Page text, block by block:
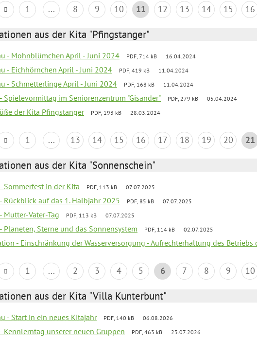
1 ... 8 9 10 11 12 13 14 15 16
aus der Kita "Pfingstanger"
- Mohnblümchen April - Juni 2024 PDF, 714 kB 16.04.2024
- Eichhörnchen April - Juni 2024 PDF, 419 kB 11.04.2024
- Schmetterlinge April - Juni 2024 PDF, 168 kB 11.04.2024
Spielevormittag im Seniorenzentrum "Gisander" PDF, 279 kB 05.04.2024
der Kita Pfingstanger PDF, 193 kB 28.03.2024
1 ... 13 14 15 16 17 18 19 20 21
aus der Kita "Sonnenschein"
Sommerfest in der Kita PDF, 113 kB 07.07.2025
Rückblick auf das 1. Halbjahr 2025 PDF, 85 kB 07.07.2025
Mutter-Vater-Tag PDF, 113 kB 07.07.2025
Planeten, Sterne und das Sonnensystem PDF, 114 kB 02.07.2025
- Einschränkung der Wasserversorgung - Aufrechterhaltung des Betriebs
1 ... 2 3 4 5 6 7 8 9 10
aus der Kita "Villa Kunterbunt"
- Start in ein neues Kitajahr PDF, 140 kB 06.08.2026
Kennlerntag unserer neuen Gruppen PDF, 463 kB 23.07.2026